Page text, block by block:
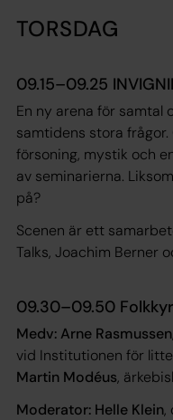
TORSDAG
09.15–09.25
En ny arena för samtal
samtidens stora frågor.
försoning, mystik och
av seminarierna.
på?
Scenen är ett
Talks, Joachim Berner
09.30–09.50
Medv: Arne Rasmussen
vid Institutionen för
Martin Modéus,
Moderator: Helle Klein,